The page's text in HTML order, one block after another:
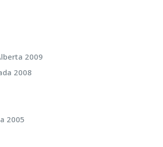
2009
2008
2005